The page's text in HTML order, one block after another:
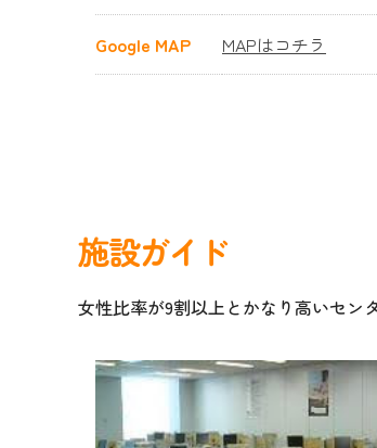
Google MAP MAPはコチラ
施設ガイド
女性比率が9割以上とかなり高いセン